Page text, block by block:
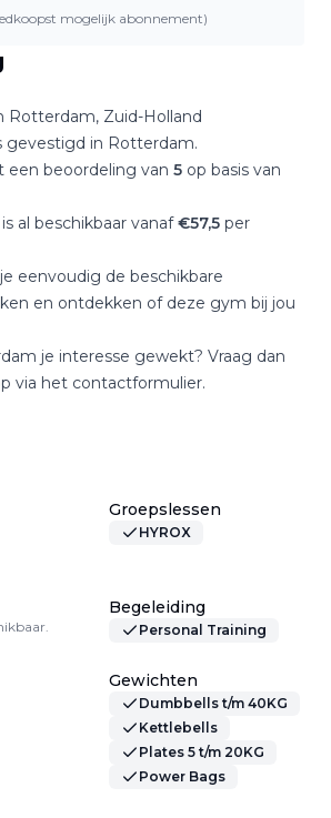
Rotterdam, Zuid-Holland
gevestigd in Rotterdam.
een beoordeling van 5 op basis van
al beschikbaar vanaf€57,5 per
eenvoudig de beschikbare
en ontdekken of deze gym bij jou
je interesse gewekt? Vraag dan
via het contactformulier.
Groepslessen
HYROX
Begeleiding
Personal Training
Gewichten
Dumbbells t/m 40KG
Kettlebells
Plates 5 t/m 20KG
Power Bags
mogelijk abonnement)